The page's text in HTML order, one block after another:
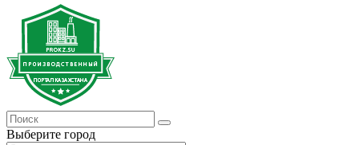
Выберите город